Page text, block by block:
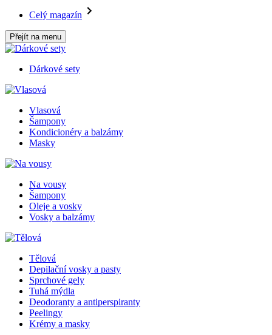
Celý magazín
Přejít na menu
Dárkové sety
Vlasová
Šampony
Kondicionéry a balzámy
Masky
Na vousy
Šampony
Oleje a vosky
Vosky a balzámy
Tělová
Depilační vosky a pasty
Sprchové gely
Tuhá mýdla
Deodoranty a antiperspiranty
Peelingy
Krémy a masky